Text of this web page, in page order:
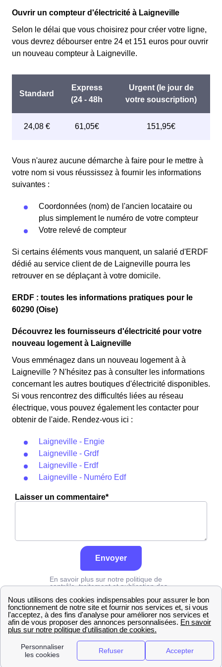
permettant ainsi de réduire sa facture d'électricité en
tarif est proposé par la plupart des fournisseurs
Laignevillois éligibles. 💡🏠
uniquement les clients Laignevillois qui l'avaient choisie
avant 1998. Elle implique deux tarifs : pendant 22 jours,
le prix de l'électricité est multiplié par quatre, tandis que
les autres jours de l'année, le prix est réduit de 20% par
Ouvrir un compteur d'électricité à Laigneville
Selon le délai que vous choisirez pour créer votre ligne,
vous devrez débourser entre 24 et 151 euros pour ouvrir
un nouveau compteur à Laigneville.
Vous n'aurez aucune démarche à faire pour le mettre à
votre nom si vous réussissez à fournir les informations
suivantes :
Coordonnées (nom) de l'ancien locataire ou
plus simplement le numéro de votre compteur
Votre relevé de compteur
Si certains éléments vous manquent, un salarié d'ERDF
dédié au service client de de Laigneville pourra les
retrouver en se déplaçant à votre domicile.
ERDF : toutes les informations pratiques pour le
60290 (Oise)
Découvrez les fournisseurs d'électricité pour votre
nouveau logement à Laigneville
Vous emménagez dans un nouveau logement à à
Laigneville ? N'hésitez pas à consulter les informations
concernant les autres boutiques d'électricité disponibles.
Si vous rencontrez des difficultés liées au réseau
électrique, vous pouvez également les contacter pour
obtenir de l'aide. Rendez-vous ici :
Laigneville - Engie
Laigneville - Grdf
Laigneville - Erdf
Laigneville - Numéro Edf
Laisser un commentaire*
Envoyer
En savoir plus sur notre politique de
contrôle, traitement et publication des
Edf Oise Laigneville